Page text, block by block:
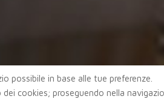
possibile in base alle tue preferenze.
cookies; proseguendo nella